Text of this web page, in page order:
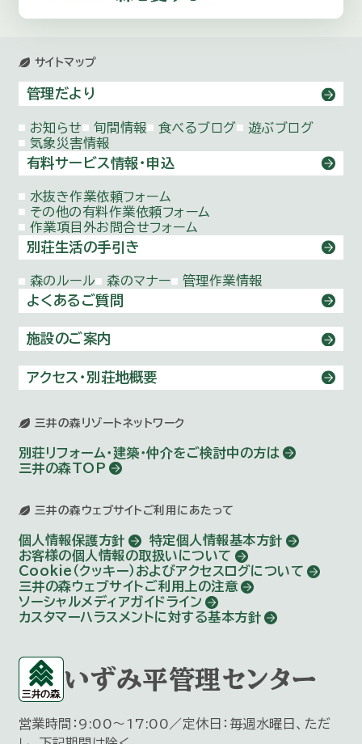
サイトマップ
管理だより
お知らせ 旬間情報 食べるブログ
遊ぶブログ
気象災害情報
有料サービス情報・申込
水抜き作業依頼フォーム
その他の有料作業依頼フォーム
作業項目外お問合せフォーム
別荘生活の手引き
森のルール 森のマナー 管理作業情報
よくあるご質問
施設のご案内
アクセス・別荘地概要
三井の森リゾートネットワーク
別荘リフォーム・建築・仲介をご検討中の方は
三井の森TOP
三井の森ウェブサイトご利用にあたって
個人情報保護方針
特定個人情報基本方針
お客様の個人情報の取扱いについて
Cookie（クッキー）およびアクセスログについて
三井の森ウェブサイトご利用上の注意
ソーシャルメディアガイドライン
カスタマーハラスメントに対する基本方針
いずみ平管理センター
営業時間：9:00～17:00／定休日：毎週水曜日、ただ